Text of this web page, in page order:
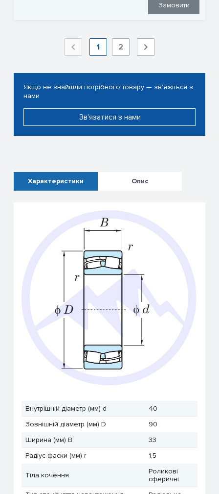
Замовити
1 2
Якщо не знайшли потрібного товару — зв'яжіться з
нами
Зв'язатися з нами
Характеристики Опис
Внутрішній діаметр (мм) d
40
Зовнішній діаметр (мм) D
90
Ширина (мм) B
33
Радіус фаски (мм) r
1,5
Тіла кочення
Роликові
сферичні